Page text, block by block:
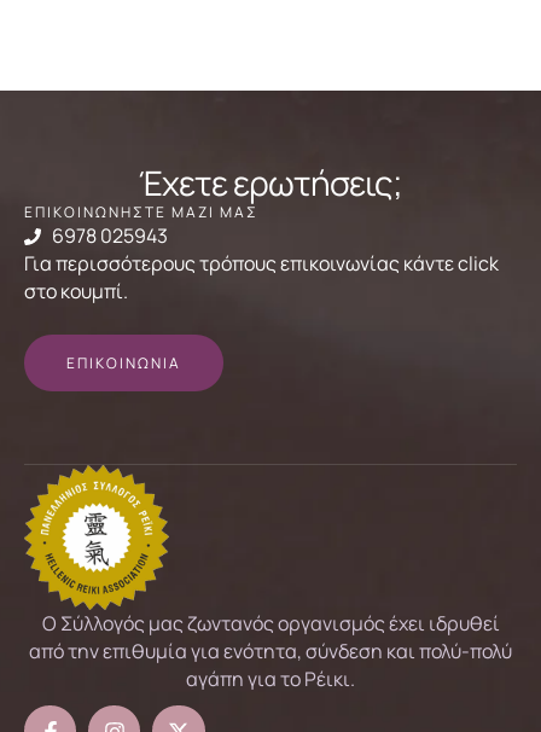
Έχετε ερωτήσεις;
ΕΠΙΚΟΙΝΩΝΗΣΤΕ ΜΑΖΙ ΜΑΣ
6978 025943
Για περισσότερους τρόπους επικοινωνίας κάντε click
στο κουμπί.
ΕΠΙΚΟΙΝΩΝΙΑ
Ο Σύλλογός μας ζωντανός οργανισμός έχει ιδρυθεί
από την επιθυμία για ενότητα, σύνδεση και πολύ-πολύ
αγάπη για το Ρέικι.